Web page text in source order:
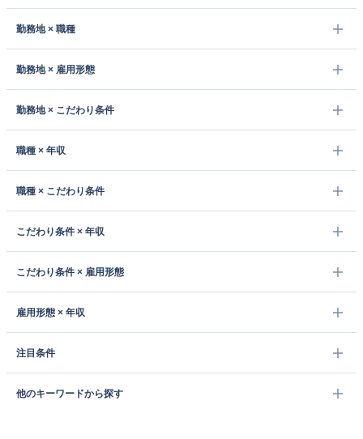
勤務地 × 職種
勤務地 × 雇用形態
勤務地 × こだわり条件
職種 × 年収
職種 × こだわり条件
こだわり条件 × 年収
こだわり条件 × 雇用形態
雇用形態 × 年収
注目条件
他のキーワードから探す